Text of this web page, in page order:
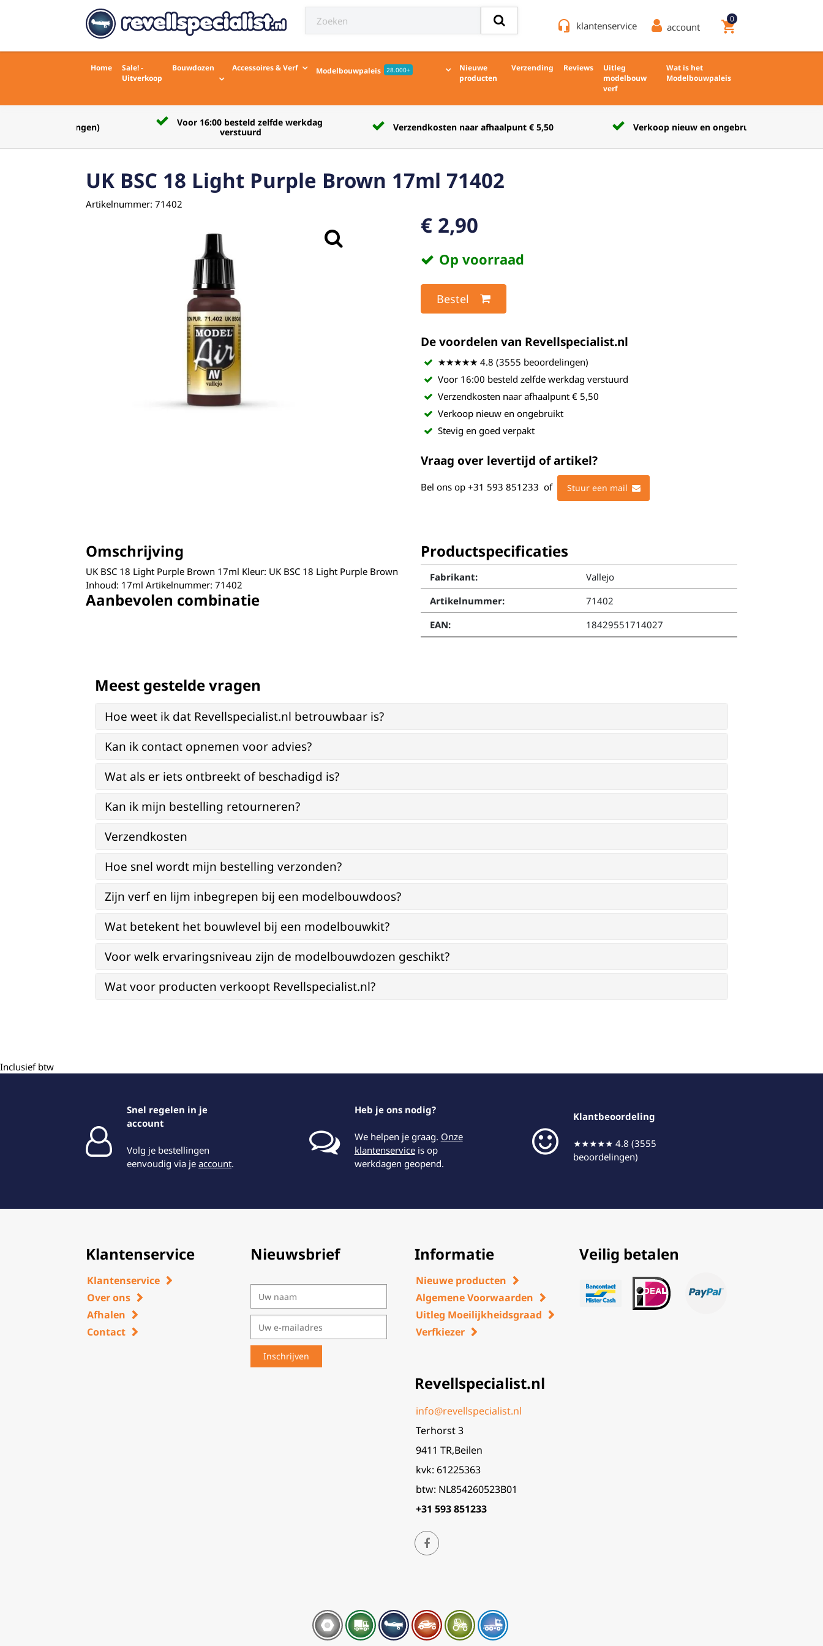
headset_mic klantenservice account shopping_cart
0
Home
Sale! -
Uitverkoop
Bouwdozen Accessoires & Verf Modelbouwpaleis 28.000+
Nieuwe
producten
Verzending Reviews
Uitleg
modelbouw
verf
Wat is het
Modelbouwpaleis
Voor 16:00 besteld zelfde werkdag
Verzendkosten naar afhaalpunt € 5,50 Verkoop nieuw en ongebruikt
UK BSC 18 Light Purple Brown 17ml 71402
Artikelnummer: 71402
€ 2,90
Op voorraad
Bestel
De voordelen van Revellspecialist.nl
★★★★★ 4.8 (3555 beoordelingen)
Voor 16:00 besteld zelfde werkdag verstuurd
Verzendkosten naar afhaalpunt € 5,50
Verkoop nieuw en ongebruikt
Stevig en goed verpakt
Vraag over levertijd of artikel?
Bel ons op +31 593 851233 of Stuur een mail
Omschrijving
UK BSC 18 Light Purple Brown 17ml Kleur: UK BSC 18 Light Purple Brown
Inhoud: 17ml Artikelnummer: 71402
Aanbevolen combinatie
Productspecificaties
Fabrikant:
Vallejo
Artikelnummer:
71402
EAN:
18429551714027
Meest gestelde vragen
Hoe weet ik dat Revellspecialist.nl betrouwbaar is?
Kan ik contact opnemen voor advies?
Wat als er iets ontbreekt of beschadigd is?
Kan ik mijn bestelling retourneren?
Verzendkosten
Hoe snel wordt mijn bestelling verzonden?
Zijn verf en lijm inbegrepen bij een modelbouwdoos?
Wat betekent het bouwlevel bij een modelbouwkit?
Voor welk ervaringsniveau zijn de modelbouwdozen geschikt?
Wat voor producten verkoopt Revellspecialist.nl?
Inclusief btw
Snel regelen in je
account
Volg je bestellingen
eenvoudig via je account.
Heb je ons nodig?
We helpen je graag. Onze
klantenserviceis op
werkdagen geopend.
Klantbeoordeling
★★★★★ 4.8 (3555
beoordelingen)
Klantenservice
Klantenservice
Over ons
Afhalen
Contact
Nieuwsbrief Informatie
Nieuwe producten
Algemene Voorwaarden
Uitleg Moeilijkheidsgraad
Verfkiezer
Revellspecialist.nl
info@revellspecialist.nl
Terhorst 3
9411 TR,Beilen
kvk: 61225363
btw: NL854260523B01
+31 593 851233
Veilig betalen